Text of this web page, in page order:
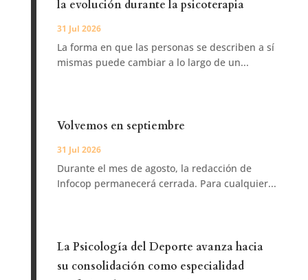
la evolución durante la psicoterapia
31 Jul 2026
La forma en que las personas se describen a sí
mismas puede cambiar a lo largo de un...
Volvemos en septiembre
31 Jul 2026
Durante el mes de agosto, la redacción de
Infocop permanecerá cerrada. Para cualquier...
La Psicología del Deporte avanza hacia
su consolidación como especialidad